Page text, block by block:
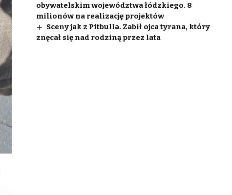
obywatelskim województwa łódzkiego. 8
milionów na realizację projektów
Sceny jak z Pitbulla. Zabił ojca tyrana, który
znęcał się nad rodziną przez lata